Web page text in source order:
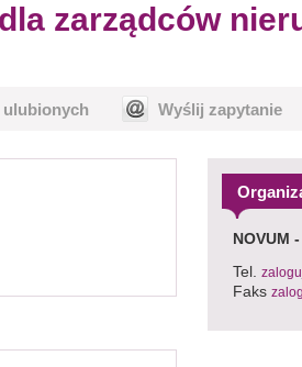
zarządców
ulubionych Wyślij zapytanie
NOVUM
Tel.
Faks